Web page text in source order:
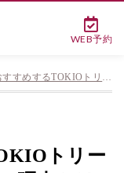
WEB予約
トリートメント！業界最高品質の理由とは
トリー